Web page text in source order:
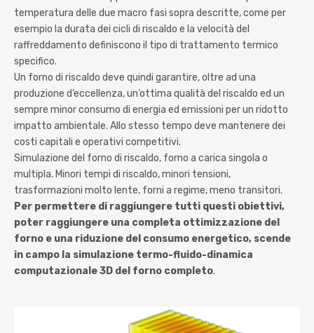
temperatura delle due macro fasi sopra descritte, come per
esempio la durata dei cicli di riscaldo e la velocità del
raffreddamento definiscono il tipo di trattamento termico
specifico.
Un forno di riscaldo deve quindi garantire, oltre ad una
produzione d’eccellenza, un’ottima qualità del riscaldo ed un
sempre minor consumo di energia ed emissioni per un ridotto
impatto ambientale. Allo stesso tempo deve mantenere dei
costi capitali e operativi competitivi.
Simulazione del forno di riscaldo, forno a carica singola o
multipla. Minori tempi di riscaldo, minori tensioni,
trasformazioni molto lente, forni a regime, meno transitori.
Per permettere di raggiungere tutti questi obiettivi,
poter raggiungere una completa ottimizzazione del
forno e una riduzione del consumo energetico, scende
in campo la simulazione termo-fluido-dinamica
computazionale 3D del forno completo.